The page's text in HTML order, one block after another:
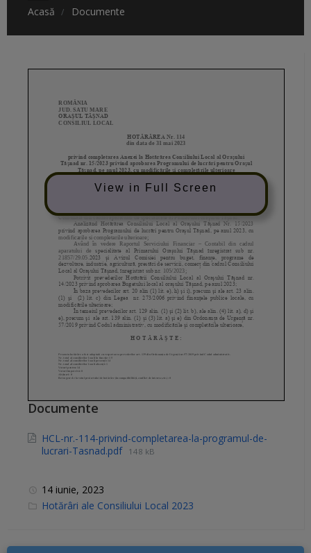
Acasă Documente
View in Full Screen
Documente
HCL-nr.-114-privind-completarea-la-programul-de-
lucrari-Tasnad.pdf 148 kB
14 iunie, 2023
C
Hotărâri ale Consiliului Local 2023